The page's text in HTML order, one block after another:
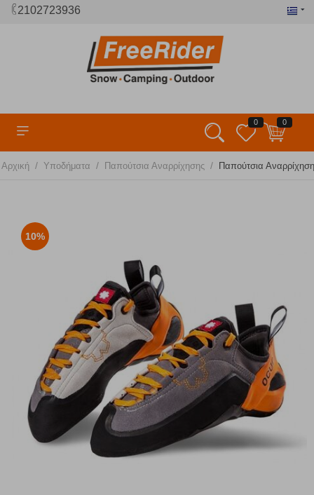
2102723936
0 0
Αρχική / Υποδήματα / Παπούτσια Αναρρίχησης / Παπούτσια
10%